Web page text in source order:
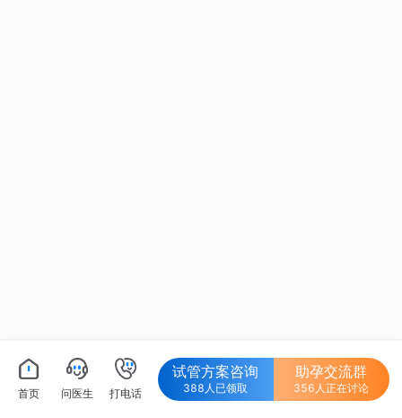
首页 问医生 打电话
试管方案咨询
388人已领取
助孕交流群
356人正在讨论